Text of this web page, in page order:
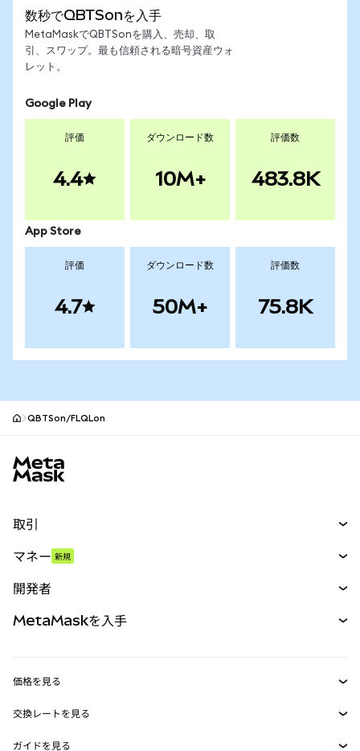
数秒でQBTSonを入手
MetaMaskでQBTSonを購入、売却、取
引、スワップ。最も信頼される暗号資産ウォ
レット。
Google Play
評価
4.4
ダウンロード数
10M+
評価数
483.8K
App Store
評価
4.7
ダウンロード数
50M+
評価数
75.8K
QBTSon/FLQLon
取引
パーペチュアル
RWA
マネー 新規
開発者
MetaMask Connect
MetaMaskを入手
価格を見る
イーサリアムの価格
Solanaの価格
交換レートを見る
ガイドを見る